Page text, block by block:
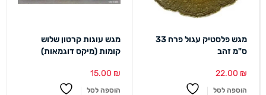
מגש פלסטיק עגול פרח 33
ס"מ זהב
22.00 ₪
הוספה לסל
מגש עוגות קרטון שלוש
קומות (מיקס דוגמאות)
15.00 ₪
הוספה לסל